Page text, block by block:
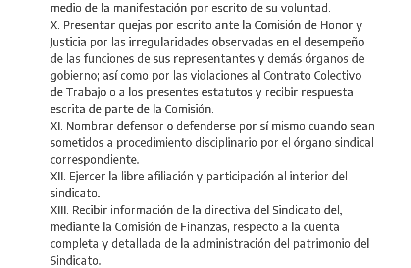
medio de la manifestación por escrito de su voluntad.
X. Presentar quejas por escrito ante la Comisión de Honor y
Justicia por las irregularidades observadas en el desempeño
de las funciones de sus representantes y demás órganos de
gobierno; así como por las violaciones al Contrato Colectivo
de Trabajo o a los presentes estatutos y recibir respuesta
escrita de parte de la Comisión.
XI. Nombrar defensor o defenderse por sí mismo cuando sean
sometidos a procedimiento disciplinario por el órgano sindical
correspondiente.
XII. Ejercer la libre afiliación y participación al interior del
sindicato.
XIII. Recibir información de la directiva del Sindicato del,
mediante la Comisión de Finanzas, respecto a la cuenta
completa y detallada de la administración del patrimonio del
Sindicato.